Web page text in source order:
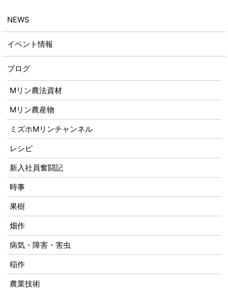
NEWS
イベント情報
ブログ
Mリン農法資材
Mリン農産物
ミズホMリンチャンネル
レシピ
新入社員奮闘記
時事
果樹
畑作
病気・障害・害虫
稲作
農業技術